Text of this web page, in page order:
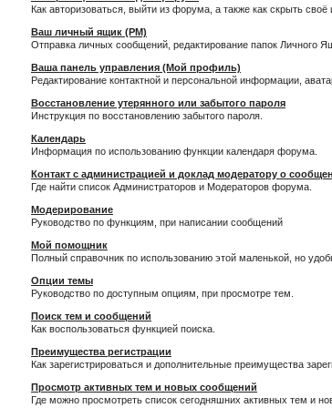
Как авторизоваться, выйти из форума, а также как скрыть
Ваш личный ящик (PM)
Отправка личных сообщений, редактирование папок Личного
Ваша панель управления (Мой профиль)
Редактирование контактной и персональной информации,
Восстановление утерянного или забытого пароля
Инструкция по восстановлению забытого пароля.
Календарь
Информация по использованию функции календаря форума.
Контакт с администрацией и доклад модератору о
Где найти список Администраторов и Модераторов форума.
Модерирование
Руководство по функциям, при написании сообщений
Мой помощник
Полный справочник по использованию этой маленькой, но
Опции темы
Руководство по доступным опциям, при просмотре тем.
Поиск тем и сообщений
Как воспользоваться функцией поиска.
Преимущества регистрации
Как зарегистрироваться и дополнительные преимущества
Просмотр активных тем и новых сообщений
Где можно просмотреть список сегодняшних активных тем и